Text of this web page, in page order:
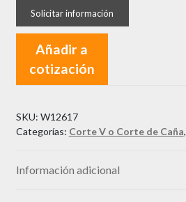
Añadir a
cotización
SKU: W12617
Categorías: Corte V o Corte de Caña,
Información adicional